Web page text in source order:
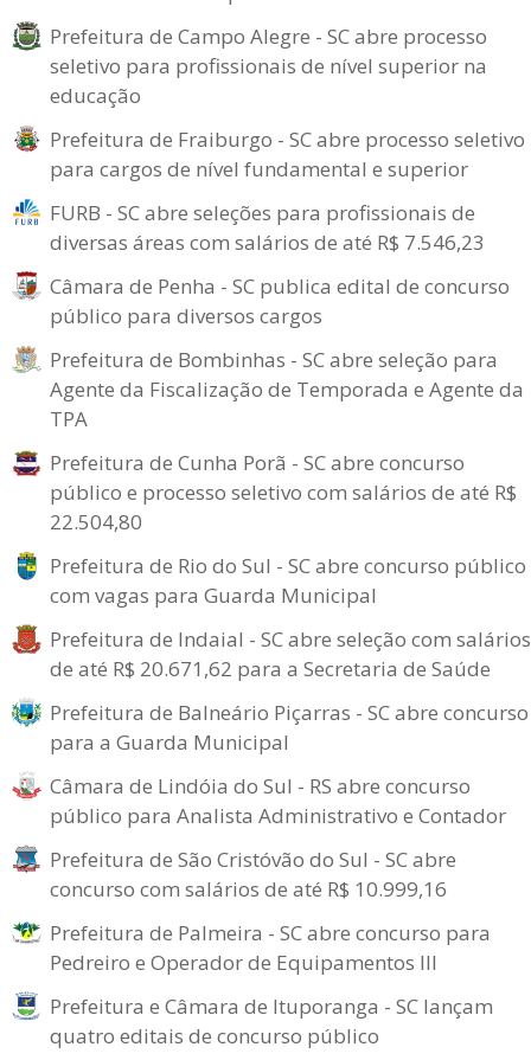
Prefeitura de Campo Alegre - SC abre processo
seletivo para profissionais de nível superior na
educação
Prefeitura de Fraiburgo - SC abre processo seletivo
para cargos de nível fundamental e superior
FURB - SC abre seleções para profissionais de
diversas áreas com salários de até R$ 7.546,23
Câmara de Penha - SC publica edital de concurso
público para diversos cargos
Prefeitura de Bombinhas - SC abre seleção para
Agente da Fiscalização de Temporada e Agente da
TPA
Prefeitura de Cunha Porã - SC abre concurso
público e processo seletivo com salários de até R$
22.504,80
Prefeitura de Rio do Sul - SC abre concurso público
com vagas para Guarda Municipal
Prefeitura de Indaial - SC abre seleção com salários
de até R$ 20.671,62 para a Secretaria de Saúde
Prefeitura de Balneário Piçarras - SC abre concurso
para a Guarda Municipal
Câmara de Lindóia do Sul - RS abre concurso
público para Analista Administrativo e Contador
Prefeitura de São Cristóvão do Sul - SC abre
concurso com salários de até R$ 10.999,16
Prefeitura de Palmeira - SC abre concurso para
Pedreiro e Operador de Equipamentos III
Prefeitura e Câmara de Ituporanga - SC lançam
quatro editais de concurso público